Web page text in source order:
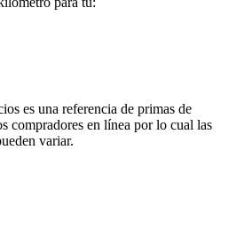
es una referencia de primas de
compradores en línea por lo cual las
variar.